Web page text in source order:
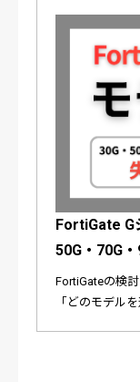
FortiGate G
50G・70G
しない選び
FortiGateの検
「どのモデル